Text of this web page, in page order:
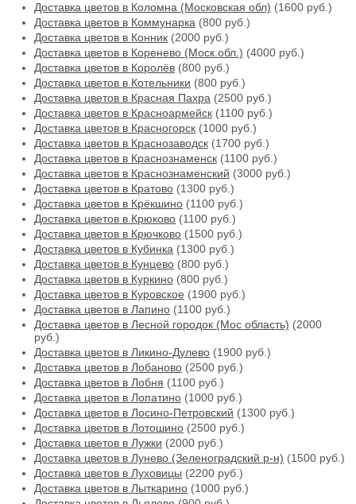
Доставка цветов в Коломна (Московская обл) (1600 руб.)
Доставка цветов в Коммунарка (800 руб.)
Доставка цветов в Конник (2000 руб.)
Доставка цветов в Коренево (Моск.обл.) (4000 руб.)
Доставка цветов в Королёв (800 руб.)
Доставка цветов в Котельники (800 руб.)
Доставка цветов в Красная Пахра (2500 руб.)
Доставка цветов в Красноармейск (1100 руб.)
Доставка цветов в Красногорск (1000 руб.)
Доставка цветов в Краснозаводск (1700 руб.)
Доставка цветов в Краснознаменск (1100 руб.)
Доставка цветов в Краснознаменский (3000 руб.)
Доставка цветов в Кратово (1300 руб.)
Доставка цветов в Крёкшино (1100 руб.)
Доставка цветов в Крюково (1100 руб.)
Доставка цветов в Крючково (1500 руб.)
Доставка цветов в Кубинка (1300 руб.)
Доставка цветов в Кунцево (800 руб.)
Доставка цветов в Куркино (800 руб.)
Доставка цветов в Куровское (1900 руб.)
Доставка цветов в Лапино (1100 руб.)
Доставка цветов в Лесной городок (Мос область) (2000
руб.)
Доставка цветов в Ликино-Дулево (1900 руб.)
Доставка цветов в Лобаново (2500 руб.)
Доставка цветов в Лобня (1100 руб.)
Доставка цветов в Лопатино (1000 руб.)
Доставка цветов в Лосино-Петровский (1300 руб.)
Доставка цветов в Лотошино (2500 руб.)
Доставка цветов в Лужки (2000 руб.)
Доставка цветов в Лунево (Зеленоградский р-н) (1500 руб.)
Доставка цветов в Луховицы (2200 руб.)
Доставка цветов в Лыткарино (1000 руб.)